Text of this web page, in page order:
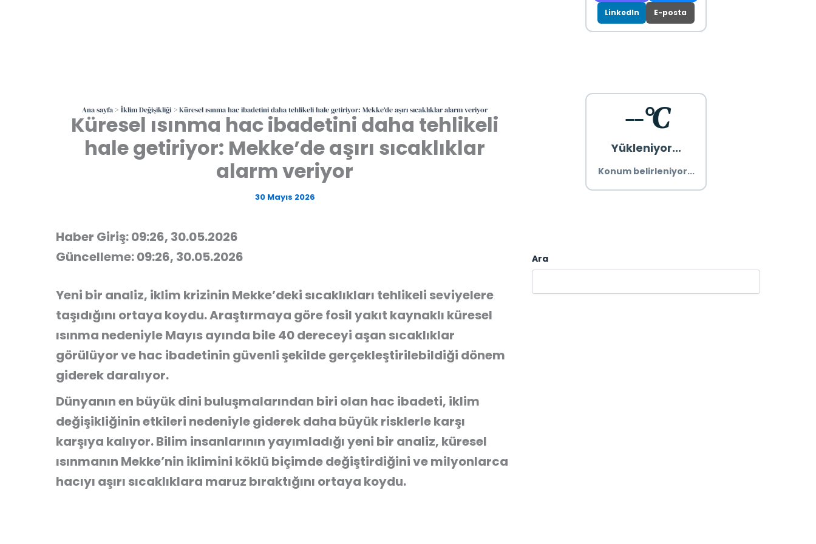
Ana sayfa İklim Değişikliği Küresel ısınma hac ibadetini daha tehlikeli hale getiriyor: Mekke’de aşırı sıcaklıklar alarm veriyor
Küresel ısınma hac ibadetini daha tehlikeli
hale getiriyor: Mekke’de aşırı sıcaklıklar
alarm veriyor
30 Mayıs 2026
Haber Giriş: 09:26, 30.05.2026
Güncelleme: 09:26, 30.05.2026
Yeni bir analiz, iklim krizinin Mekke’deki sıcaklıkları tehlikeli seviyelere
taşıdığını ortaya koydu. Araştırmaya göre fosil yakıt kaynaklı küresel
ısınma nedeniyle Mayıs ayında bile 40 dereceyi aşan sıcaklıklar
görülüyor ve hac ibadetinin güvenli şekilde gerçekleştirilebildiği dönem
giderek daralıyor.
Dünyanın en büyük dini buluşmalarından biri olan hac ibadeti, iklim
değişikliğinin etkileri nedeniyle giderek daha büyük risklerle karşı
karşıya kalıyor. Bilim insanlarının yayımladığı yeni bir analiz, küresel
ısınmanın Mekke’nin iklimini köklü biçimde değiştirdiğini ve milyonlarca
hacıyı aşırı sıcaklıklara maruz bıraktığını ortaya koydu.
LinkedIn E-posta
--°C
Yükleniyor...
Konum belirleniyor...
Ara